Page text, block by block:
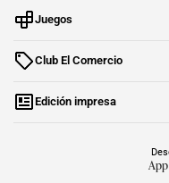
Juegos
Club El Comercio
Edición impresa